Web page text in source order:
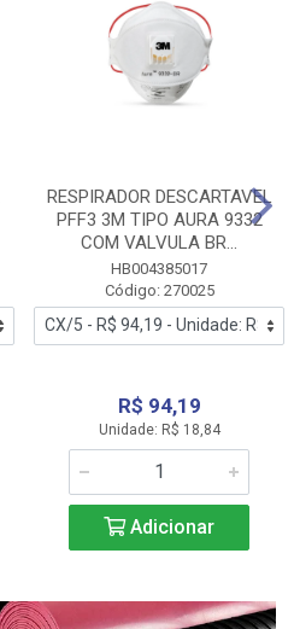
RESPIRADOR DESCARTAVEL
PFF3 3M TIPO AURA 9332
COM VALVULA BR...
HB004385017
Código: 270025
R$ 94,19
Unidade: R$ 18,84
Adicionar